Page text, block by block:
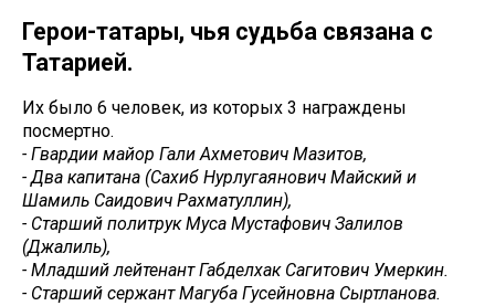
Герои-татары, чья судьба связана с
Татарией.
Их было 6 человек, из которых 3 награждены
посмертно.
- Гвардии майор Гали Ахметович Мазитов,
- Два капитана (Сахиб Нурлугаянович Майский и
Шамиль Саидович Рахматуллин),
- Старший политрук Муса Мустафович Залилов
(Джалиль),
- Младший лейтенант Габделхак Сагитович Умеркин.
- Старший сержант Магуба Гусейновна Сыртланова.